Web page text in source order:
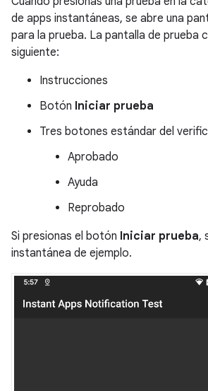
de apps instantáneas, se abre una
para la prueba. La pantalla de prueba
siguiente:
Instrucciones
Botón Iniciar prueba
Tres botones estándar del
Aprobado
Ayuda
Reprobado
Si presionas el botón Iniciar prueba,
instantánea de ejemplo.